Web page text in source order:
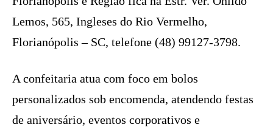
Lemos, 565, Ingleses do Rio Vermelho,
Florianópolis – SC, telefone (48) 99127-3798.
A confeitaria atua com foco em bolos
personalizados sob encomenda, atendendo festas
de aniversário, eventos corporativos e